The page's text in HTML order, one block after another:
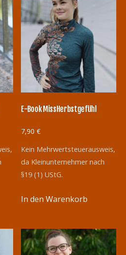
E-Book MissHerbstgefühl
7,90€
Kein Mehrwertsteuerausweis,
da Kleinunternehmer nach
§19 (1) UStG.
In den Warenkorb